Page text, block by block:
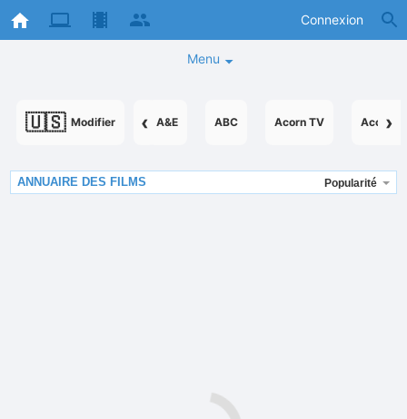
Connexion
Menu
🇺🇸 Modifier ‹ ›
A&E ABC Acorn TV
ANNUAIRE DES FILMS Popularité